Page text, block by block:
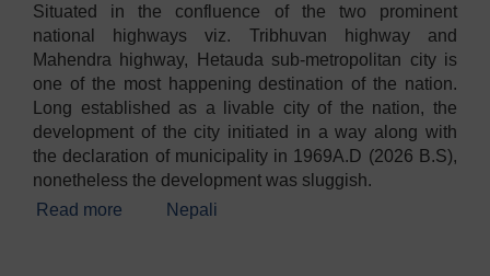
Situated in the confluence of the two prominent
national highways viz. Tribhuvan highway and
Mahendra highway, Hetauda sub-metropolitan city is
one of the most happening destination of the nation.
Long established as a livable city of the nation, the
development of the city initiated in a way along with
the declaration of municipality in 1969A.D (2026 B.S),
nonetheless the development was sluggish.
Read more about Welcome
Nepali